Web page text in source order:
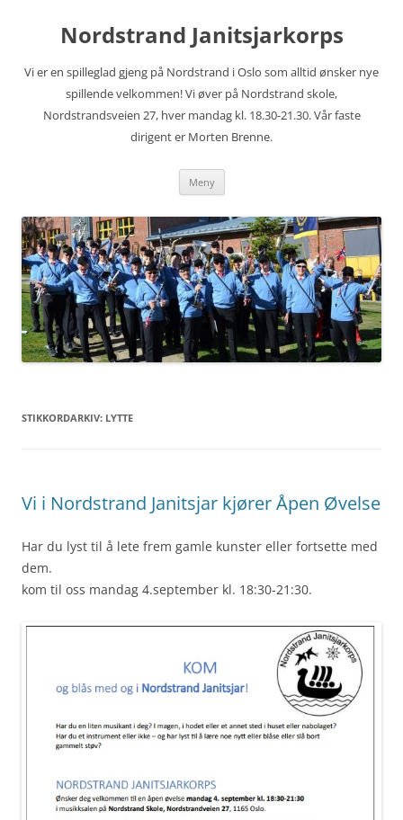
innholdNordstrand Janitsjarkorps
Vi er en spilleglad gjeng på Nordstrand i Oslo som alltid ønsker nye
spillende velkommen! Vi øver på Nordstrand skole,
Nordstrandsveien 27, hver mandag kl. 18.30-21.30. Vår faste
dirigent er Morten Brenne.
Meny
STIKKORDARKIV: LYTTE
Vi i Nordstrand Janitsjar kjører Åpen Øvelse
Har du lyst til å lete frem gamle kunster eller fortsette med
dem.
kom til oss mandag 4.september kl. 18:30-21:30.